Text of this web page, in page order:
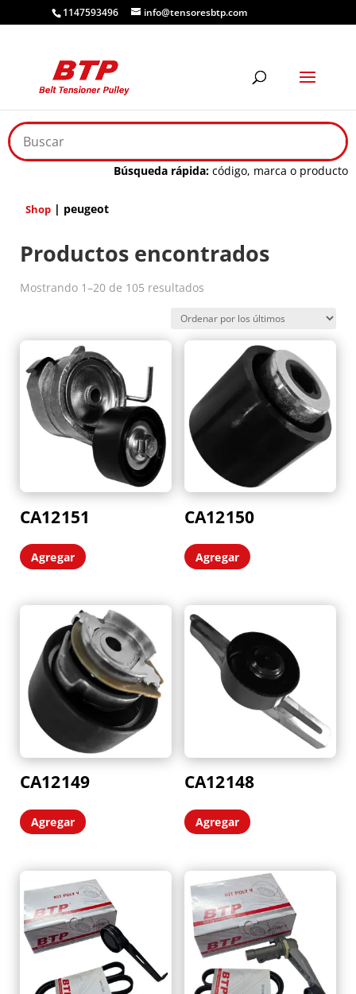
1147593496 info@tensoresbtp.com
PEUGEOT
Búsqueda rápida: código, marca o producto
Shop | peugeot
Productos encontrados
Mostrando 1–20 de 105 resultados
los
últimos
CA12151
Agregar
CA12150
Agregar
CA12149
Agregar
CA12148
Agregar